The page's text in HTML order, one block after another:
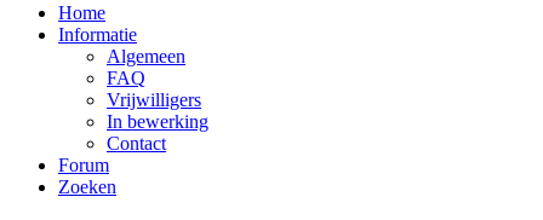
Home
Informatie
Algemeen
FAQ
Vrijwilligers
In bewerking
Contact
Forum
Zoeken